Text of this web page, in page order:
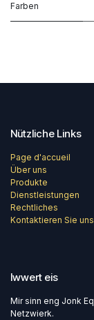
Farben
Nützliche Links
Page d'accueil
Über uns
Produkte
Dienstleistungen
Rechtliches
Kontaktieren Sie uns
Iwwert eis
Mir sinn eng Jonk
Netzwierk.